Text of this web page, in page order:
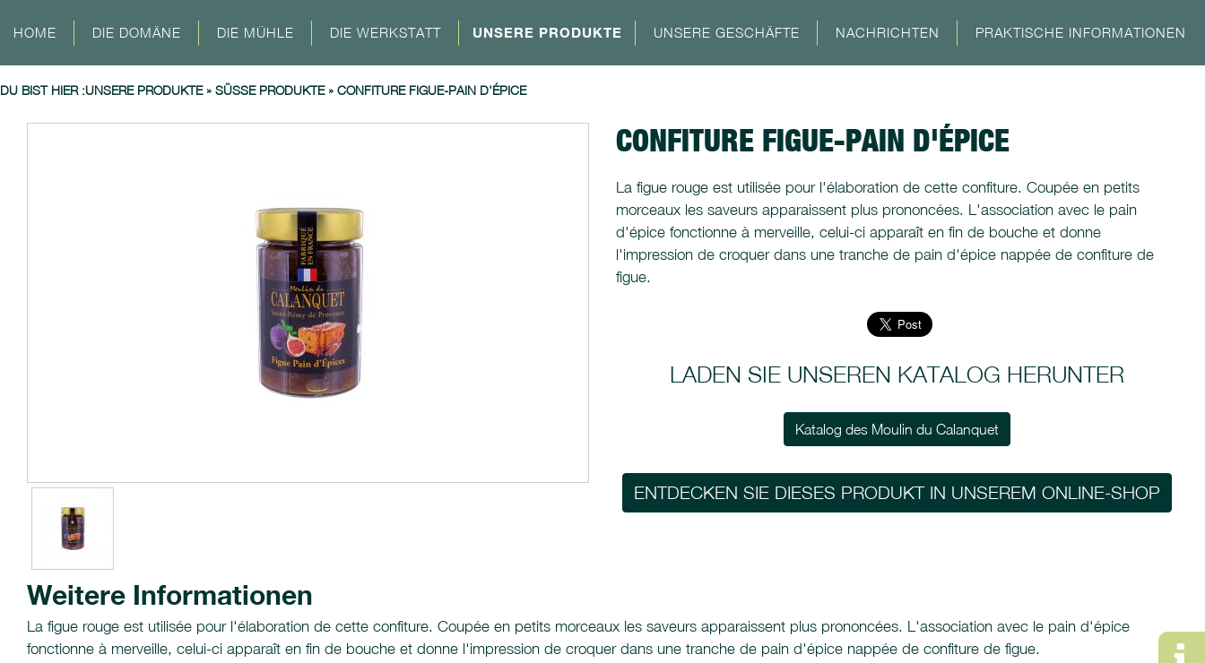
HOME DIE DOMÄNE DIE MÜHLE DIE WERKSTATT UNSERE PRODUKTE UNSERE GESCHÄFTE NACHRICHTEN PRAKTISCHE INFORMATIONEN
DU BIST HIER :UNSERE PRODUKTE» SÜSSE PRODUKTE » CONFITURE FIGUE-PAIN D'ÉPICE
CONFITURE FIGUE-PAIN D'ÉPICE
La figue rouge est utilisée pour l'élaboration de cette confiture. Coupée en petits
morceaux les saveurs apparaissent plus prononcées. L'association avec le pain
d'épice fonctionne à merveille, celui-ci apparaît en fin de bouche et donne
l'impression de croquer dans une tranche de pain d'épice nappée de confiture de
figue.
LADEN SIE UNSEREN KATALOG HERUNTER
Katalog des Moulin du Calanquet
ENTDECKEN SIE DIESES PRODUKT IN UNSEREM ONLINE-SHOP
Weitere Informationen
La figue rouge est utilisée pour l'élaboration de cette confiture. Coupée en petits morceaux les saveurs apparaissent plus prononcées. L'association avec le pain d'épice
fonctionne à merveille, celui-ci apparaît en fin de bouche et donne l'impression de croquer dans une tranche de pain d'épice nappée de confiture de figue.